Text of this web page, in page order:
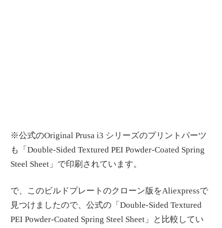
※公式のOriginal Prusa i3 シリーズのプリントパーツ
も「Double-Sided Textured PEI Powder-Coated Spring
Steel Sheet」で印刷されています。
で、このビルドプレートのクローン版をAliexpressで
見つけましたので、公式の「Double-Sided Textured
PEI Powder-Coated Spring Steel Sheet」と比較してい